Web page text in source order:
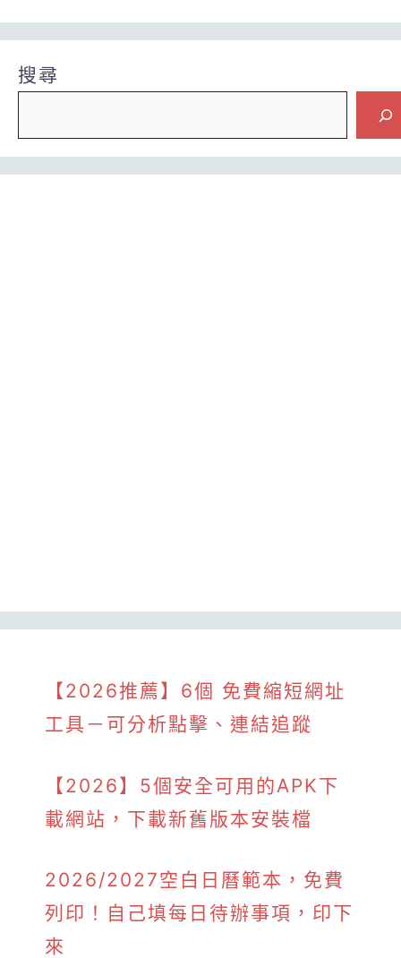
搜尋
【2026推薦】6個 免費縮短網址
工具－可分析點擊、連結追蹤
【2026】5個安全可用的APK下
載網站，下載新舊版本安裝檔
2026/2027空白日曆範本，免費
列印！自己填每日待辦事項，印下
來